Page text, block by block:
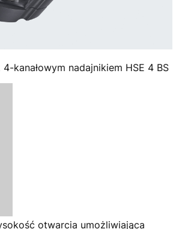
kanałowym nadajnikiem HSE 4 BS
otwarcia umożliwiająca